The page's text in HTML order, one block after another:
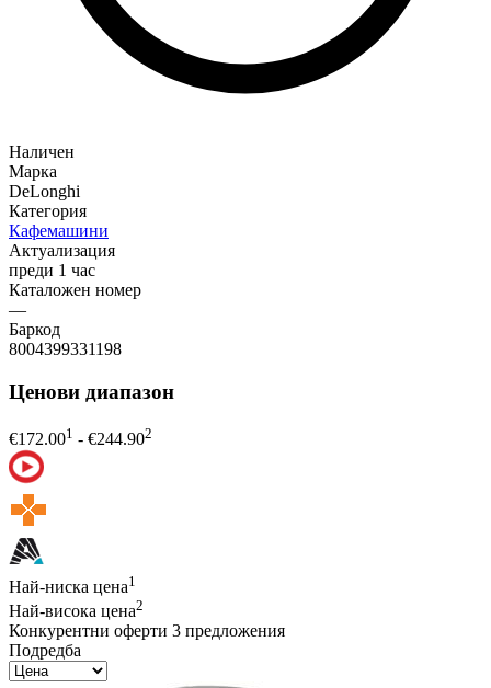
Наличен
Марка
DeLonghi
Категория
Кафемашини
Актуализация
преди 1 час
Каталожен номер
—
Баркод
8004399331198
Ценови диапазон
€172.001 - €244.902
Най-ниска цена1
Най-висока цена2
Конкурентни оферти 3 предложения
Подредба